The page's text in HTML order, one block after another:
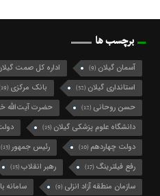
برچسب ها
آسمان گیلان (9) اداره کل صمت
استانداری گیلان (32) بانک مرکزی (19)
حسن روحانی (12) حضرت آیت‌الله
دانشگاه علوم پزشکی گیلان (15)
دولت چهاردهم (10) رئیس جمهور(13)
رفع فیلترینگ (17) رهبر انقلاب(15)
سازمان منطقه آزاد انزلی (9) سامانه